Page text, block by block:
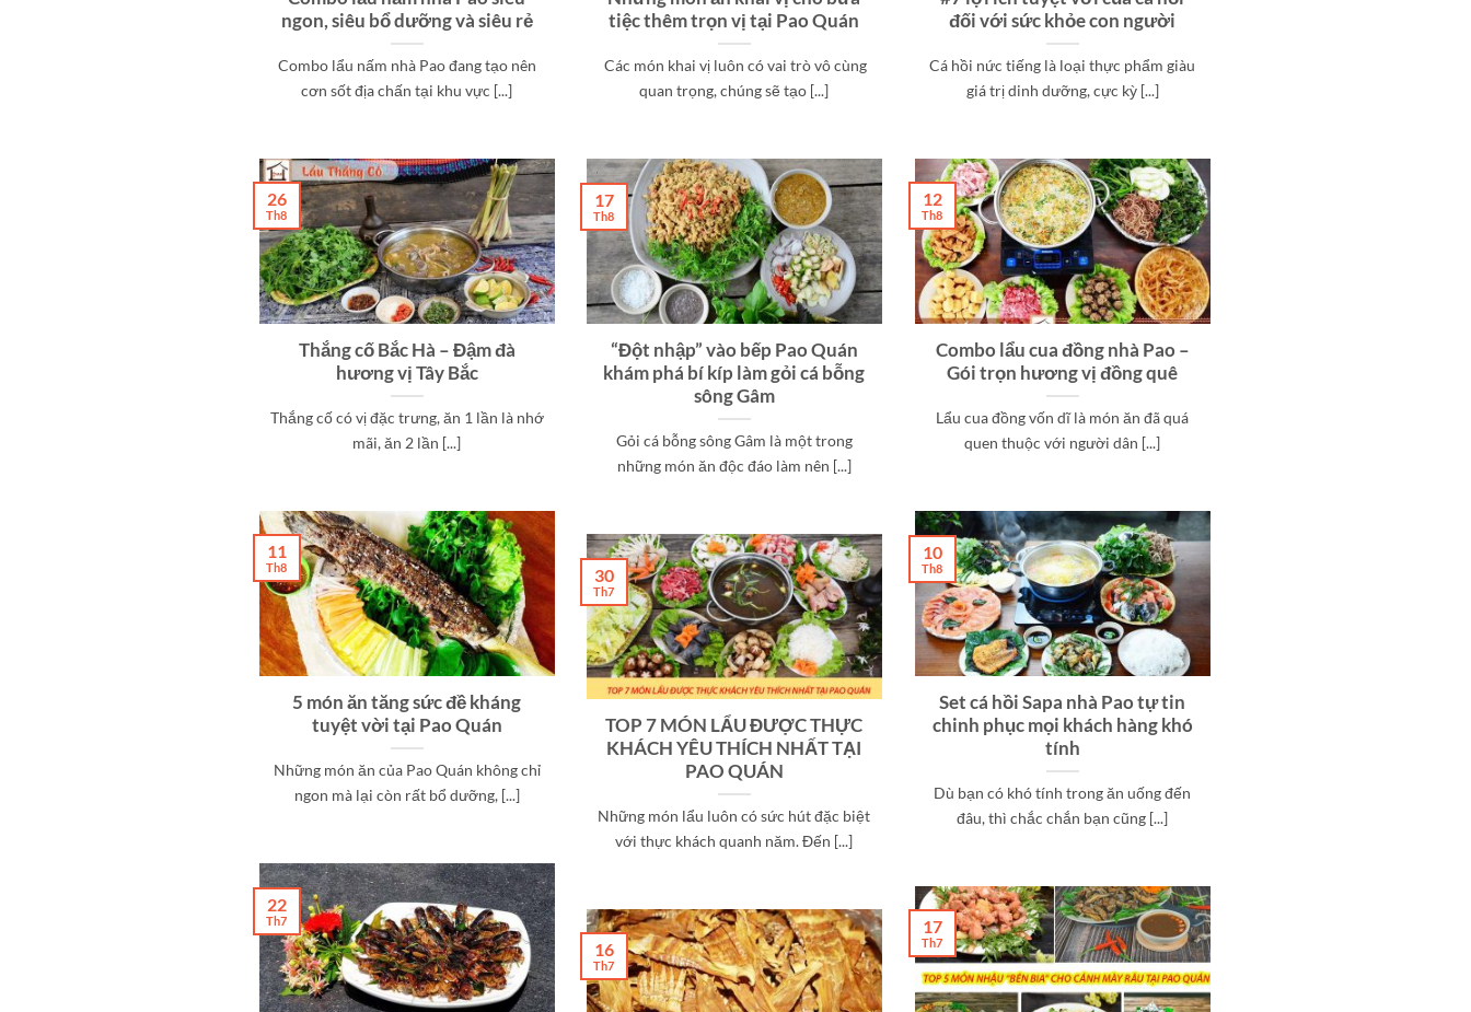
ngon, siêu bổ dưỡng và siêu rẻ
Combo lẩu nấm nhà Pao đang tạo nên
cơn sốt địa chấn tại khu vực [...]
tiệc thêm trọn vị tại Pao Quán
Các món khai vị luôn có vai trò vô cùng
quan trọng, chúng sẽ tạo [...]
đối với sức khỏe con người
Cá hồi nức tiếng là loại thực phẩm giàu
giá trị dinh dưỡng, cực kỳ [...]
Thắng cố Bắc Hà – Đậm đà
hương vị Tây Bắc
Thắng cố có vị đặc trưng, ăn 1 lần là nhớ
mãi, ăn 2 lần [...]
26
Th8
“Đột nhập” vào bếp Pao Quán
khám phá bí kíp làm gỏi cá bỗng
sông Gâm
Gỏi cá bỗng sông Gâm là một trong
những món ăn độc đáo làm nên [...]
17
Th8
Combo lẩu cua đồng nhà Pao –
Gói trọn hương vị đồng quê
Lẩu cua đồng vốn dĩ là món ăn đã quá
quen thuộc với người dân [...]
12
Th8
5 món ăn tăng sức đề kháng
tuyệt vời tại Pao Quán
Những món ăn của Pao Quán không chỉ
ngon mà lại còn rất bổ dưỡng, [...]
11
Th8
Set cá hồi Sapa nhà Pao tự tin
chinh phục mọi khách hàng khó
tính
Dù bạn có khó tính trong ăn uống đến
đâu, thì chắc chắn bạn cũng [...]
10
Th8
TOP 7 MÓN LẨU ĐƯỢC THỰC
KHÁCH YÊU THÍCH NHẤT TẠI
PAO QUÁN
Những món lẩu luôn có sức hút đặc biệt
với thực khách quanh năm. Đến [...]
30
Th7
22
Th7 17
Th7
16
Th7